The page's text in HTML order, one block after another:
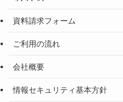
資料請求フォーム
ご利用の流れ
会社概要
情報セキュリティ基本方針